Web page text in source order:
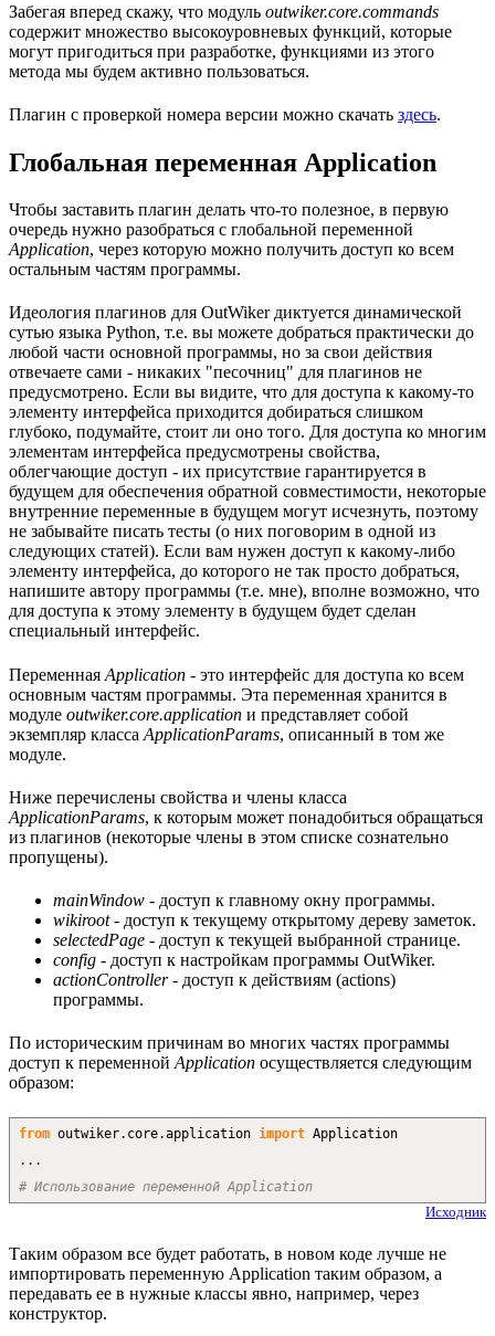
Забегая вперед скажу, что модуль outwiker.core.commands
содержит множество высокоуровневых функций, которые
могут пригодиться при разработке, функциями из этого
метода мы будем активно пользоваться.
Плагин с проверкой номера версии можно скачать здесь.
Глобальная переменная Application
Чтобы заставить плагин делать что-то полезное, в первую
очередь нужно разобраться с глобальной переменной
Application, через которую можно получить доступ ко всем
остальным частям программы.
Идеология плагинов для OutWiker диктуется динамической
сутью языка Python, т.е. вы можете добраться практически до
любой части основной программы, но за свои действия
отвечаете сами - никаких "песочниц" для плагинов не
предусмотрено. Если вы видите, что для доступа к какому-то
элементу интерфейса приходится добираться слишком
глубоко, подумайте, стоит ли оно того. Для доступа ко многим
элементам интерфейса предусмотрены свойства,
облегчающие доступ - их присутствие гарантируется в
будущем для обеспечения обратной совместимости, некоторые
внутренние переменные в будущем могут исчезнуть, поэтому
не забывайте писать тесты (о них поговорим в одной из
следующих статей). Если вам нужен доступ к какому-либо
элементу интерфейса, до которого не так просто добраться,
напишите автору программы (т.е. мне), вполне возможно, что
для доступа к этому элементу в будущем будет сделан
специальный интерфейс.
Переменная Application - это интерфейс для доступа ко всем
основным частям программы. Эта переменная хранится в
модуле outwiker.core.application и представляет собой
экземпляр класса ApplicationParams, описанный в том же
модуле.
Ниже перечислены свойства и члены класса
ApplicationParams, к которым может понадобиться обращаться
из плагинов (некоторые члены в этом списке сознательно
пропущены).
mainWindow - доступ к главному окну программы.
wikiroot- доступ к текущему открытому дереву заметок.
selectedPage - доступ к текущей выбранной странице.
config - доступ к настройкам программы OutWiker.
actionController- доступ к действиям (actions)
программы.
По историческим причинам во многих частях программы
доступ к переменной Application осуществляется следующим
образом:
from outwiker. core.application import Application
...
# Использование переменной Application
Исходник
Таким образом все будет работать, в новом коде лучше не
импортировать переменную Application таким образом, а
передавать ее в нужные классы явно, например, через
конструктор.